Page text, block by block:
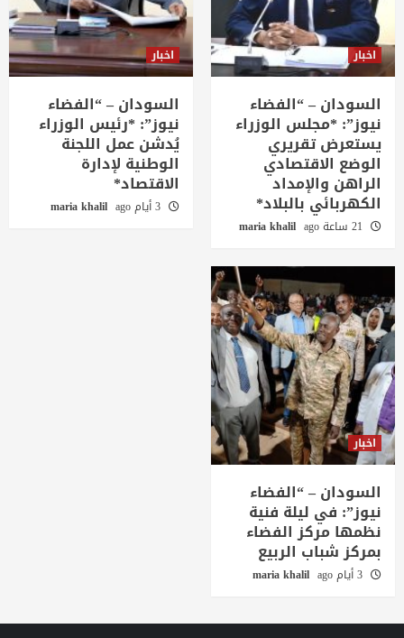
اخبار
السودان – “الفضاء
نيوز”: *مجلس الوزراء
يستعرض تقريري
الوضع الاقتصادي
الراهن والإمداد
الكهربائي بالبلاد*
21 ساعة ago maria khalil
اخبار
السودان – “الفضاء
نيوز”: *رئيس الوزراء
يُدشن عمل اللجنة
الوطنية لإدارة
الاقتصاد*
3 أيام ago maria khalil
اخبار
السودان – “الفضاء
نيوز”: في ليلة فنية
نظمها مركز الفضاء
بمركز شباب الربيع
3 أيام ago maria khalil